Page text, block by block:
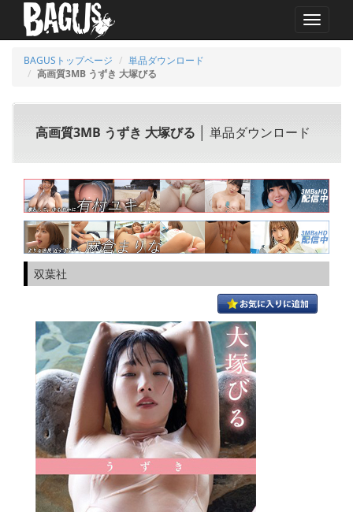
MENU
BAGUSトップページ
単品ダウンロード
高画質3MB うずき 大塚びる
高画質3MB うずき 大塚びる │ 単品ダウンロード
双葉社